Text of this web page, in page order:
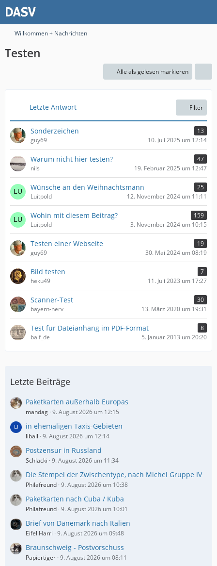
Willkommen + Nachrichten
Testen
Alle als gelesen markieren
Letzte Antwort Filter
Sonderzeichen
13
guy69
10. Juli 2025 um 12:14
Warum nicht hier testen?
47
nils
19. Februar 2025 um 12:47
Wünsche an den Weihnachtsmann
25
Luitpold
12. November 2024 um 11:11
Wohin mit diesem Beitrag?
159
Luitpold
3. November 2024 um 10:15
Testen einer Webseite
19
guy69
30. Mai 2024 um 08:19
Bild testen
7
heku49
11. Juli 2023 um 17:27
Scanner-Test
30
bayern-nerv
13. März 2020 um 19:31
Test für Dateianhang im PDF-Format
8
balf_de
5. Januar 2013 um 20:20
Letzte Beiträge
Paketkarten außerhalb Europas
mandag 9. August 2026 um 12:15
in ehemaligen Taxis-Gebieten
liball 9. August 2026 um 12:14
Postzensur in Russland
Schlacki 9. August 2026 um 11:34
Die Stempel der Zwischentype, nach Michel Gruppe IV
Philafreund 9. August 2026 um 10:38
Paketkarten nach Cuba / Kuba
Philafreund 9. August 2026 um 10:01
Brief von Dänemark nach Italien
Eifel Harri 9. August 2026 um 09:48
Braunschweig - Postvorschuss
Papiertiger 9. August 2026 um 08:11